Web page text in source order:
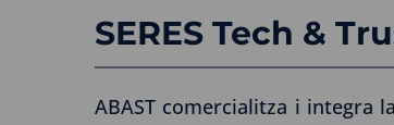
SERES Tech &
ABAST comercialitza i integra